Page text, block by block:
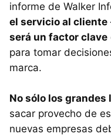
informe de Walker
el servicio al cliente
será un factor clave
para tomar
marca.
No sólo los grandes
sacar provecho de
nuevas empresas